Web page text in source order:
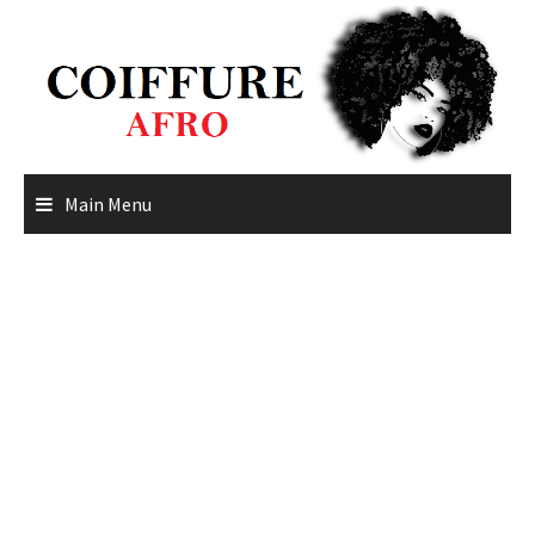
content
Main Menu